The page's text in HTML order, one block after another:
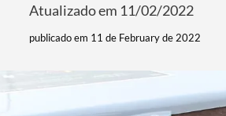
Atualizado em 11/02/2022
publicado em 11 de February de 2022